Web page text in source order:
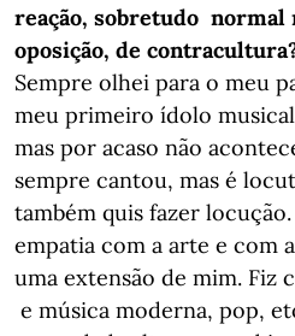
reação, sobretudo normal
oposição, de
Sempre olhei para o meu
meu primeiro ídolo
mas por acaso não
sempre cantou, mas é
também quis fazer
empatia com a arte e com
uma extensão de mim. Fiz
e música moderna, pop,